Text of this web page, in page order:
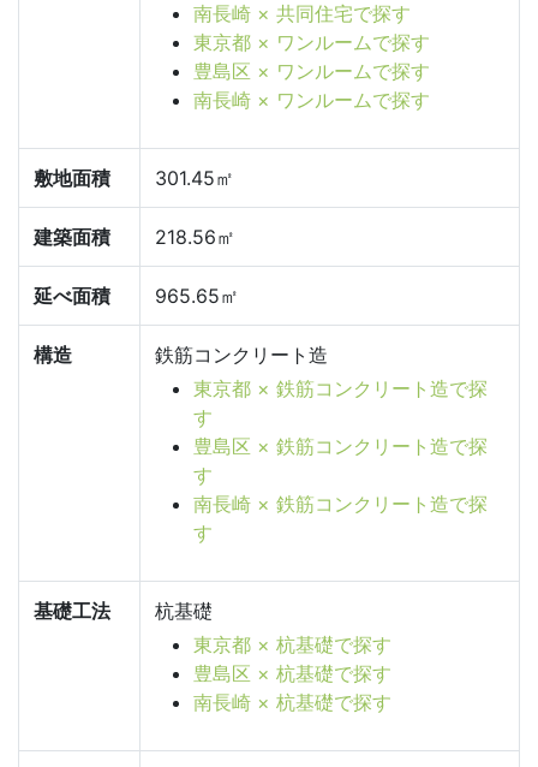
南長崎 × 共同住宅で探す
東京都 × ワンルームで探す
豊島区 × ワンルームで探す
南長崎 × ワンルームで探す
敷地面積 301.45㎡
建築面積 218.56㎡
延べ面積 965.65㎡
構造
鉄筋コンクリート造
東京都 × 鉄筋コンクリート造で探
す
豊島区 × 鉄筋コンクリート造で探
す
南長崎 × 鉄筋コンクリート造で探
す
基礎工法
杭基礎
東京都 × 杭基礎で探す
豊島区 × 杭基礎で探す
南長崎 × 杭基礎で探す